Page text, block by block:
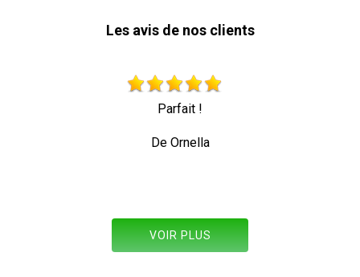
Les avis de nos clients
Très beau travail personne
VOIR PLUS